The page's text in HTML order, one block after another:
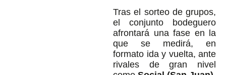
Tras el sorteo de grupos,
el conjunto bodeguero
afrontará una fase en la
que se medirá, en
formato ida y vuelta, ante
rivales de gran nivel